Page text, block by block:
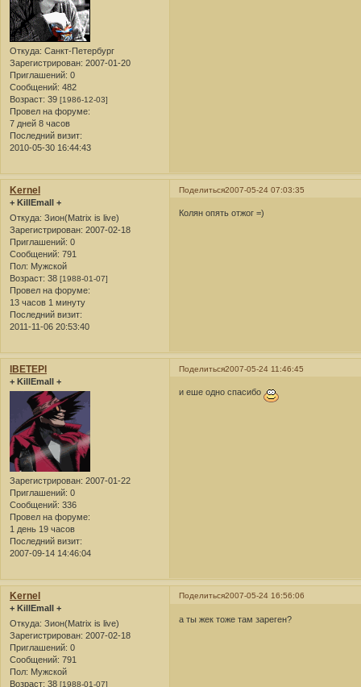
Откуда: Санкт-Петербург
Зарегистрирован: 2007-01-20
Приглашений: 0
Сообщений: 482
Возраст: 39 [1986-12-03]
Провел на форуме:
7 дней 8 часов
Последний визит:
2010-05-30 16:44:43
Поделиться2007-05-24 07:03:35
Kernel
+ KillEmall +
Откуда: Зион(Matrix is live)
Зарегистрирован: 2007-02-18
Приглашений: 0
Сообщений: 791
Пол: Мужской
Возраст: 38 [1988-01-07]
Провел на форуме:
13 часов 1 минуту
Последний визит:
2011-11-06 20:53:40
Колян опять отжог =)
Поделиться2007-05-24 11:46:45
lBETEPl
+ KillEmall +
Зарегистрирован: 2007-01-22
Приглашений: 0
Сообщений: 336
Провел на форуме:
1 день 19 часов
Последний визит:
2007-09-14 14:46:04
и еше одно спасибо
Поделиться2007-05-24 16:56:06
Kernel
+ KillEmall +
Откуда: Зион(Matrix is live)
Зарегистрирован: 2007-02-18
Приглашений: 0
Сообщений: 791
Пол: Мужской
Возраст: 38 [1988-01-07]
а ты жек тоже там зареген?